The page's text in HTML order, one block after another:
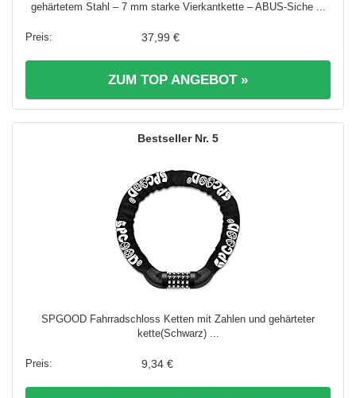
gehärtetem Stahl – 7 mm starke Vierkantkette – ABUS-Siche ...
37,99 €
ZUM TOP ANGEBOT »
5
SPGOOD Fahrradschloss Ketten mit Zahlen und gehärteter
kette(Schwarz) ...
9,34 €